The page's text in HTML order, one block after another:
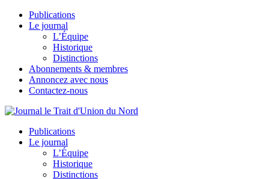
Publications
Le journal
L’Équipe
Historique
Distinctions
Abonnements & membres
Annoncez avec nous
Contactez-nous
Publications
Le journal
L’Équipe
Historique
Distinctions